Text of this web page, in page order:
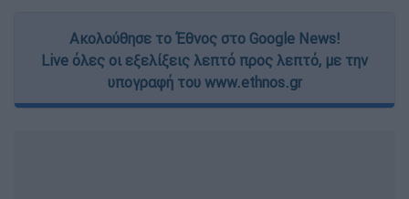
Ακολούθησε το Έθνος στο Google News!
Live όλες οι εξελίξεις λεπτό προς λεπτό, με την
υπογραφή του www.ethnos.gr